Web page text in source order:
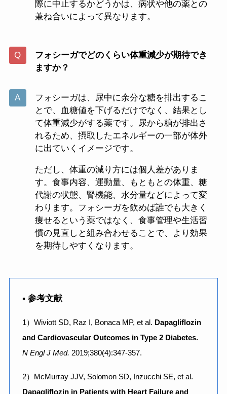
際に中止するかどうかは、病状や他の薬との
兼ね合いによって異なります。
フォシーガでどのくらい体重減少が期待でき
ますか？
フォシーガは、尿中に余分な糖を排出するこ
とで、血糖値を下げるだけでなく、結果とし
て体重減少がする薬です。尿から糖が排出さ
れるため、摂取したエネルギーの一部が体外
に出ていくイメージです。
ただし、体重の減り方には個人差がありま
す。食事内容、運動量、もともとの体重、糖
代謝の状態、腎機能、水分量などによって変
わります。フォシーガを飲めば誰でも大きく
痩せるという薬ではなく、食事管理や生活習
慣の見直しと組み合わせることで、より効果
を期待しやすくなります。
▪️ 参考文献
1）Wiviott SD, Raz I, Bonaca MP, et al. Dapagliflozin
and Cardiovascular Outcomes in Type 2 Diabetes.
N Engl J Med. 2019;380(4):347-357.
2）McMurray JJV, Solomon SD, Inzucchi SE, et al.
Dapagliflozin in Patients with Heart Failure and